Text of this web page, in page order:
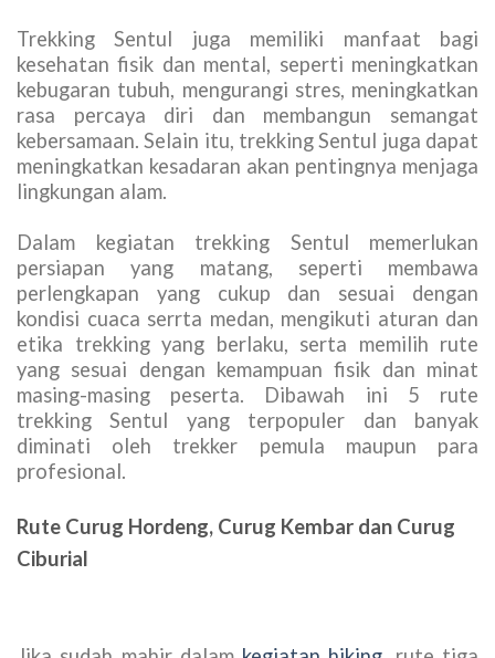
Trekking Sentul juga memiliki manfaat bagi
kesehatan fisik dan mental, seperti meningkatkan
kebugaran tubuh, mengurangi stres, meningkatkan
rasa percaya diri dan membangun semangat
kebersamaan. Selain itu, trekking Sentul juga dapat
meningkatkan kesadaran akan pentingnya menjaga
lingkungan alam.
Dalam kegiatan trekking Sentul memerlukan
persiapan yang matang, seperti membawa
perlengkapan yang cukup dan sesuai dengan
kondisi cuaca serrta medan, mengikuti aturan dan
etika trekking yang berlaku, serta memilih rute
yang sesuai dengan kemampuan fisik dan minat
masing-masing peserta. Dibawah ini 5 rute
trekking Sentul yang terpopuler dan banyak
diminati oleh trekker pemula maupun para
profesional.
Rute Curug Hordeng, Curug Kembar dan Curug
Ciburial